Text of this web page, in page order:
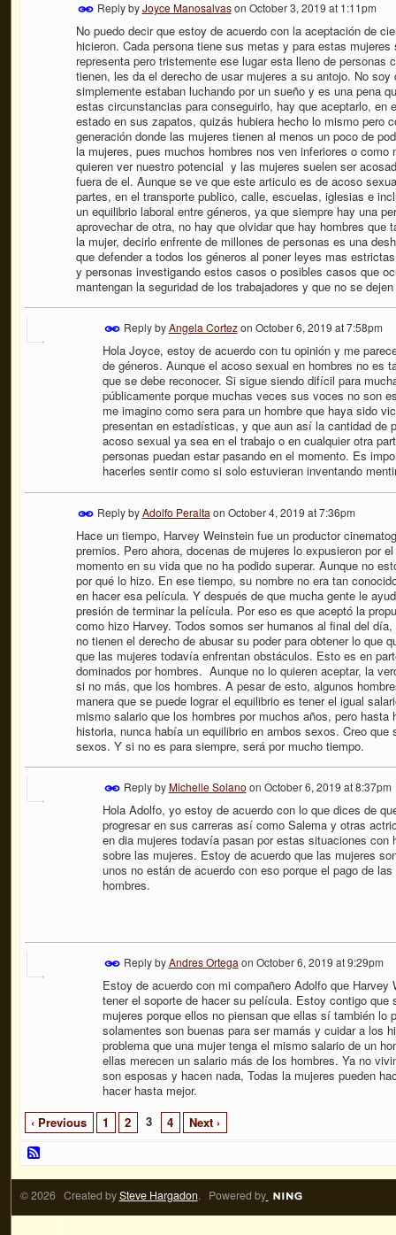
Reply byJoyce Manosalvason October 3, 2019 at 1:11pm
No puedo decir que estoy de acuerdo con la aceptación de
hicieron. Cada persona tiene sus metas y para estas
representa pero tristemente ese lugar esta lleno de personas
tienen, les da el derecho de usar mujeres a su antojo. No
simplemente estaban luchando por un sueño y es una pena
estas circunstancias para conseguirlo, hay que aceptarlo, en
estado en sus zapatos, quizás hubiera hecho lo mismo pero
generación donde las mujeres tienen al menos un poco de
la mujeres, pues muchos hombres nos ven inferiores o
quieren ver nuestro potencial y las mujeres suelen ser
fuera de el. Aunque se ve que este articulo es de acoso
partes, en el transporte publico, calle, escuelas, iglesias e
un equilibrio laboral entre géneros, ya que siempre hay una
aprovechar de otra, no hay que olvidar que hay hombres que
la mujer, decirlo enfrente de millones de personas es una
que defender a todos los géneros al poner leyes mas
y personas investigando estos casos o posibles casos que
mantengan la seguridad de los trabajadores y que no se
Reply byAngela Cortezon October 6, 2019 at 7:58pm
Hola Joyce, estoy de acuerdo con tu opinión y me
de géneros. Aunque el acoso sexual en hombres no es
que se debe reconocer. Si sigue siendo difícil para
públicamente porque muchas veces sus voces no son
me imagino como sera para un hombre que haya sido
presentan en estadísticas, y que aun así la cantidad de
acoso sexual ya sea en el trabajo o en cualquier otra
personas puedan estar pasando en el momento. Es
hacerles sentir como si solo estuvieran inventando
Reply by Adolfo Peralta on October 4, 2019 at 7:36pm
Hace un tiempo, Harvey Weinstein fue un productor
premios. Pero ahora, docenas de mujeres lo expusieron por
momento en su vida que no ha podido superar. Aunque no
por qué lo hizo. En ese tiempo, su nombre no era tan
en hacer esa película. Y después de que mucha gente le
presión de terminar la película. Por eso es que aceptó la
como hizo Harvey. Todos somos ser humanos al final del
no tienen el derecho de abusar su poder para obtener lo que
que las mujeres todavía enfrentan obstáculos. Esto es en
dominados por hombres. Aunque no lo quieren aceptar, la
si no más, que los hombres. A pesar de esto, algunos
manera que se puede lograr el equilibrio es tener el igual
mismo salario que los hombres por muchos años, pero
historia, nunca había un equilibrio en ambos sexos. Creo
sexos. Y si no es para siempre, será por mucho tiempo.
Reply byMichelle Solano on October 6, 2019 at 8:37pm
Hola Adolfo, yo estoy de acuerdo con lo que dices de
progresar en sus carreras así como Salema y otras
en dia mujeres todavía pasan por estas situaciones con
sobre las mujeres. Estoy de acuerdo que las mujeres
unos no están de acuerdo con eso porque el pago de
hombres.
Reply byAndres Ortega on October 6, 2019 at 9:29pm
Estoy de acuerdo con mi compañero Adolfo que
tener el soporte de hacer su película. Estoy contigo
mujeres porque ellos no piensan que ellas sí también lo
solamentes son buenas para ser mamás y cuidar a los
problema que una mujer tenga el mismo salario de un
ellas merecen un salario más de los hombres. Ya no
son esposas y hacen nada, Todas la mujeres pueden
hacer hasta mejor.
‹ Previous
1 2 3 4 Next ›
© 2026 Created bySteve Hargadon. Powered by